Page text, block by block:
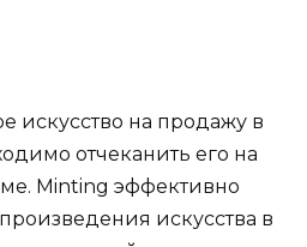
искусство на продажу в
отчеканить его на
Minting эффективно
искусства в